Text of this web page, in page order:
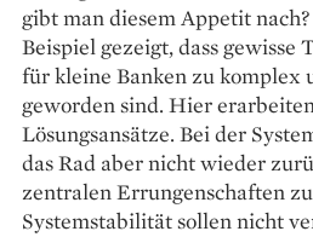
gibt man diesem Appetit
Beispiel gezeigt, dass gewisse
für kleine Banken zu komplex
geworden sind. Hier
Lösungsansätze. Bei der
das Rad aber nicht wieder
zentralen Errungenschaften
Systemstabilität sollen nicht